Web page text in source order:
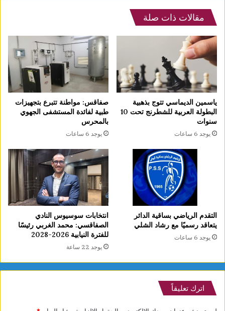
مقالات ذات صلة
ياسمين الديماسي تتوج بذهبية
البطولة العربية للشطرنج تحت 10
سنوات
يوجد 6 ساعات
صفاقس: مواطنة تتبرع بتجهيزات
طبية لفائدة المستشفى الجهوي
بالمحرس
يوجد 6 ساعات
التقدم الرياضي بساقية الدائر
يتعاقد رسميًا مع رشاد الشلي
يوجد 6 ساعات
انتخابات سوسيوس النادي
الصفاقسي: محمد الغربي رئيسًا
للفترة النيابية 2026-2028
يوجد 22 ساعة
اترك تعليقاً